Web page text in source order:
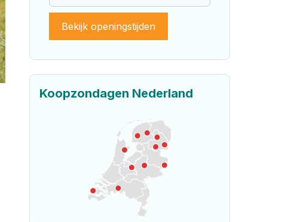
Bekijk openingstijden
Koopzondagen Nederland